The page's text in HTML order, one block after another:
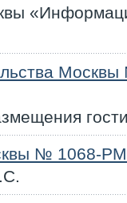
№ 1068-РМ